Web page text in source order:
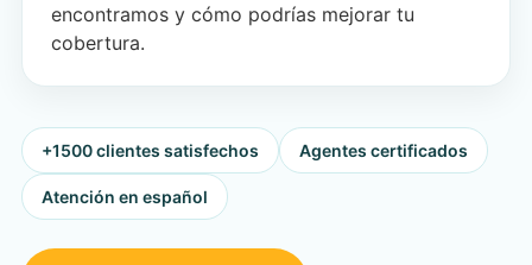
encontramos y cómo podrías mejorar tu
cobertura.
+1500 clientes satisfechos Agentes certificados
Atención en español